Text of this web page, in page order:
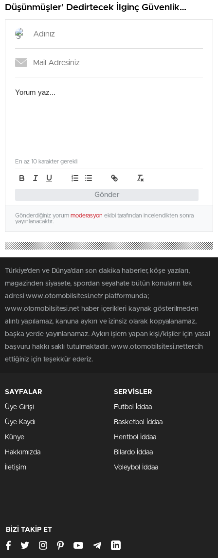
Düşünmüşler’ Dedirtecek İlginç Güvenlik
Özelliği
Gönder
En az 10 karakter gerekli
Gönderdiğiniz yorum moderasyon ekibi tarafından incelendikten sonra
yayınlanacaktır.
Türkiye'den ve Dünya’dan son dakika haberler, köşe yazıları,
magazinden siyasete, spordan seyahate bütün konuların tek
adresi www.otomobilsitesi.netr platformunda;
www.otomobilsitesi.net haber içerikleri kaynak gösterilmeden
alıntı yapılamaz, kanuna aykırı ve izinsiz olarak kopyalanamaz,
başka yerde yayınlanamaz. Aykırı işlem yapan kişi/kişiler için yasal
başvuru hakkı saklı tutulmaktadır. www.otomobilsitesi.nettercih
ettiğiniz için teşekkür ederiz.
SAYFALAR
Üye Girişi
Üye Kaydı
Künye
Hakkımızda
İletişim
SERVİSLER
Futbol İddaa
Basketbol İddaa
Hentbol İddaa
Bilardo İddaa
Voleybol İddaa
BİZİ TAKİP ET